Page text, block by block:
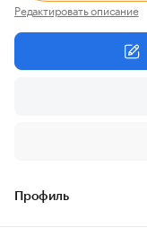
Редактировать описание
Профиль